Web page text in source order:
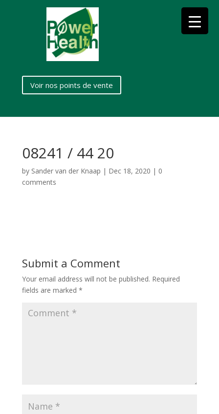
Voir nos points de vente
08241 / 44 20
by Sander van der Knaap | Dec 18, 2020 | 0
comments
Submit a Comment
Your email address will not be published. Required
fields are marked *